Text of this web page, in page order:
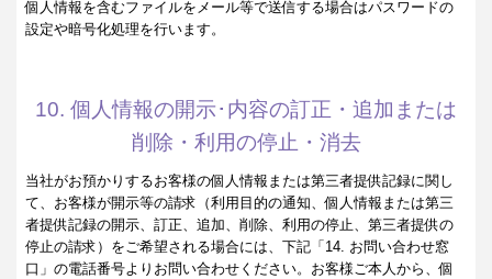
個人情報を含むファイルをメール等で送信する場合はパスワードの
設定や暗号化処理を行います。
10. 個人情報の開示･内容の訂正・追加または
削除・利用の停止・消去
当社がお預かりするお客様の個人情報または第三者提供記録に関し
て、お客様が開示等の請求（利用目的の通知、個人情報または第三
者提供記録の開示、訂正、追加、削除、利用の停止、第三者提供の
停止の請求）をご希望される場合には、下記「14. お問い合わせ窓
口」の電話番号よりお問い合わせください。お客様ご本人から、個